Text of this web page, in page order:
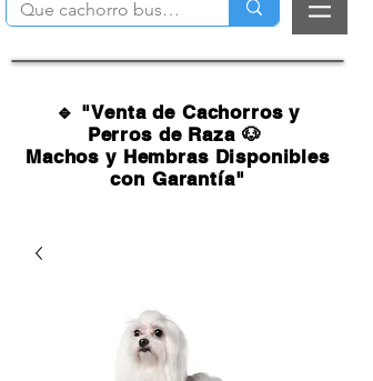
🔹 "Venta de Cachorros y
Perros de Raza 🐶
Machos y Hembras Disponibles
con Garantía"